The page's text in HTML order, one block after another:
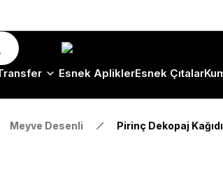
Esnek ApliklerEsnek Çıtalar
Meyve Desenli Pirinç Dekopaj